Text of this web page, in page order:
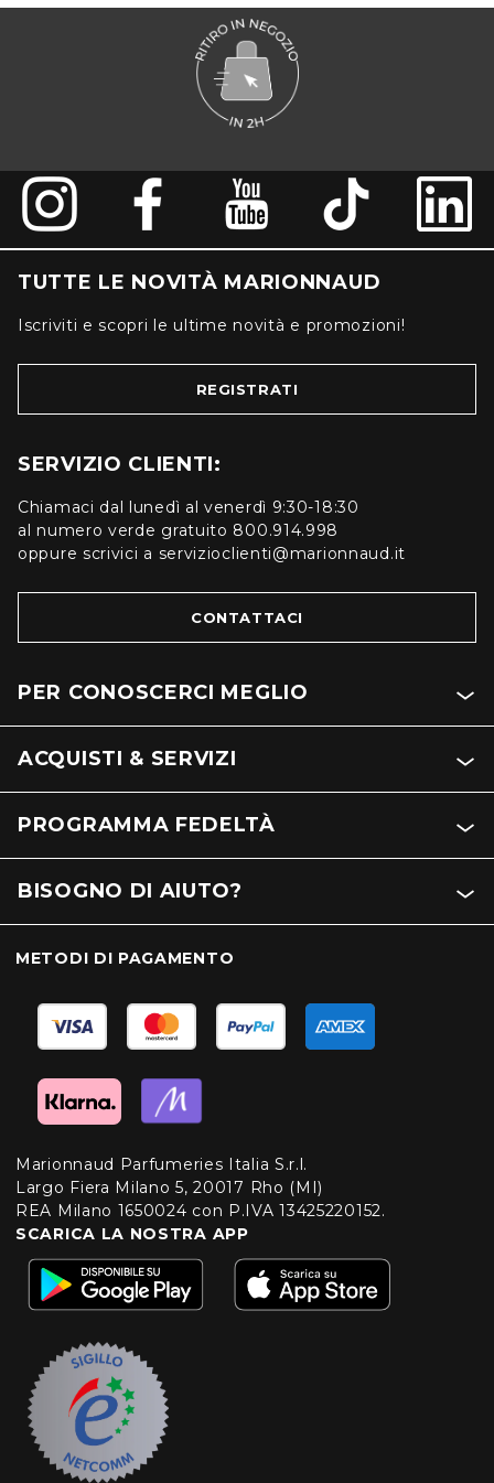
TUTTE LE NOVITÀ MARIONNAUD
Iscriviti e scopri le ultime novità e promozioni!
REGISTRATI
SERVIZIO CLIENTI:
Chiamaci dal lunedì al venerdì 9:30-18:30
al numero verde gratuito 800.914.998
oppure scrivici a servizioclienti@marionnaud.it
CONTATTACI
PER CONOSCERCI MEGLIO
ACQUISTI & SERVIZI
PROGRAMMA FEDELTÀ
BISOGNO DI AIUTO?
METODI DI PAGAMENTO
Marionnaud Parfumeries Italia S.r.l.
Largo Fiera Milano 5, 20017 Rho (MI)
REA Milano 1650024 con P.IVA 13425220152.
SCARICA LA NOSTRA APP